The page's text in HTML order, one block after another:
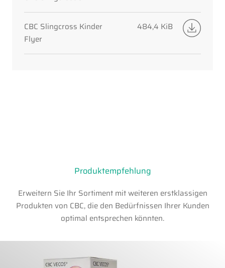
CBC Slingcross Kinder
Flyer
484,4 KiB
Produktempfehlung
Erweitern Sie Ihr Sortiment mit weiteren erstklassigen
Produkten von CBC, die den Bedürfnissen Ihrer Kunden
optimal entsprechen könnten.